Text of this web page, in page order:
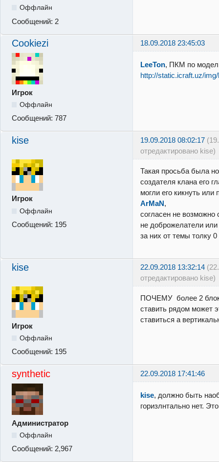
Оффлайн
Сообщений: 2
Cookiezi 18.09.2018 23:45:03
Игрок
Оффлайн
Сообщений: 787
LeeTon, ПКМ по
http://static.icraft.uz/
kise 19.09.2018 08:02:17
отредактировано kise)
Игрок
Оффлайн
Сообщений: 195
Такая просьба была
создателя клана его
могли его кикнуть или
ArMaN,
согласен не возможно
не доброжелатели
за них от темы толку 0
kise 22.09.2018 13:32:14
отредактировано kise)
Игрок
Оффлайн
Сообщений: 195
ПОЧЕМУ более 2
ставить рядом может
ставиться а
synthetic 22.09.2018 17:41:46
Администратор
Оффлайн
Сообщений: 2,967
kise, должно быть
горизлнтально нет.